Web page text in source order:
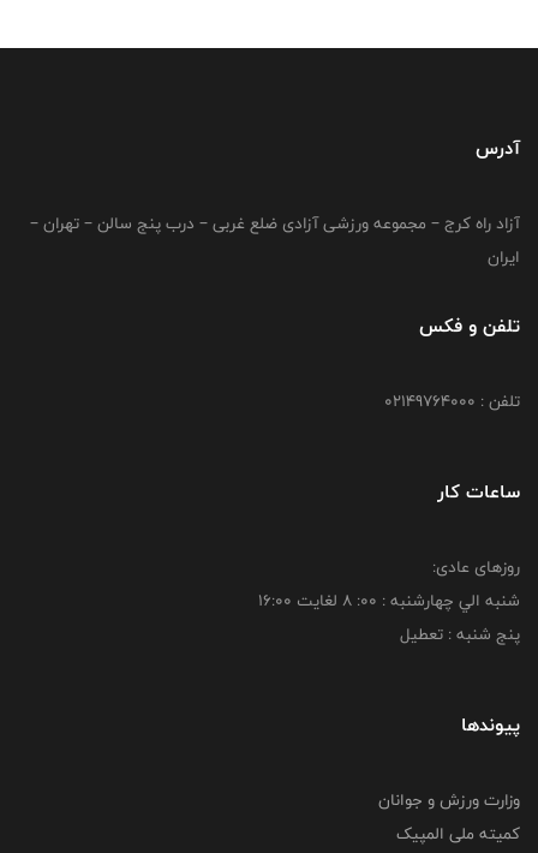
آدرس
آزاد راه کرج – مجموعه ورزشی آزادی ضلع غربی – درب پنج سالن – تهران –
ایران
تلفن و فکس
تلفن : 02149764000
ساعات کار
روزهای عادی:
شنبه الي چهارشنبه : 00: 8 لغايت 16:00
پنج شنبه : تعطیل
پیوندها
وزارت ورزش و جوانان
کمیته ملی المپیک